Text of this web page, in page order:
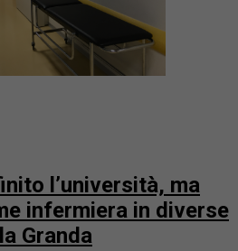
l’università, ma
infermiera in diverse
Granda